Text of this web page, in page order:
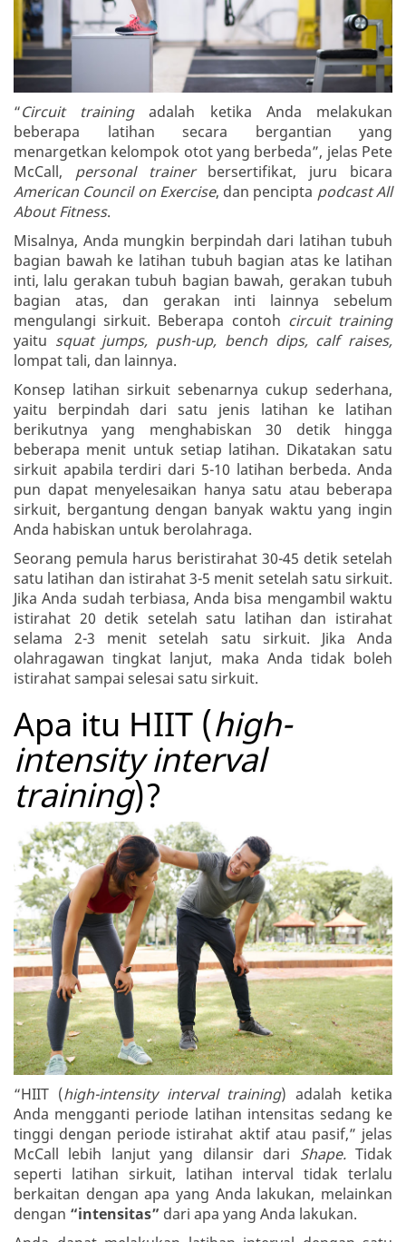
“Circuit trainingadalah ketika Anda melakukan
beberapa latihan secara bergantian yang
menargetkan kelompok otot yang berbeda”, jelas Pete
McCall, personal trainerbersertifikat, juru bicara
American Council on Exercise, dan pencipta podcast All
About Fitness.
Misalnya, Anda mungkin berpindah dari latihan tubuh
bagian bawah ke latihan tubuh bagian atas ke latihan
inti, lalu gerakan tubuh bagian bawah, gerakan tubuh
bagian atas, dan gerakan inti lainnya sebelum
mengulangi sirkuit. Beberapa contoh circuit training
yaitu squat jumps, push-up, bench dips, calf raises,
lompat tali, dan lainnya.
Konsep latihan sirkuit sebenarnya cukup sederhana,
yaitu berpindah dari satu jenis latihan ke latihan
berikutnya yang menghabiskan 30 detik hingga
beberapa menit untuk setiap latihan. Dikatakan satu
sirkuit apabila terdiri dari 5-10 latihan berbeda. Anda
pun dapat menyelesaikan hanya satu atau beberapa
sirkuit, bergantung dengan banyak waktu yang ingin
Anda habiskan untuk berolahraga.
Seorang pemula harus beristirahat 30-45 detik setelah
satu latihan dan istirahat 3-5 menit setelah satu sirkuit.
Jika Anda sudah terbiasa, Anda bisa mengambil waktu
istirahat 20 detik setelah satu latihan dan istirahat
selama 2-3 menit setelah satu sirkuit. Jika Anda
olahragawan tingkat lanjut, maka Anda tidak boleh
istirahat sampai selesai satu sirkuit.
Apa itu HIIT (high-
intensity interval
training)?
“HIIT (high-intensity interval training) adalah ketika
Anda mengganti periode latihan intensitas sedang ke
tinggi dengan periode istirahat aktif atau pasif,” jelas
McCall lebih lanjut yang dilansir dari Shape.Tidak
seperti latihan sirkuit, latihan interval tidak terlalu
berkaitan dengan apa yang Anda lakukan, melainkan
dengan “intensitas” dari apa yang Anda lakukan.